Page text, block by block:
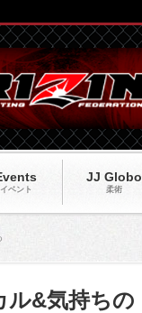
イベント
JJ Globo
柔術
ル&気持ちの